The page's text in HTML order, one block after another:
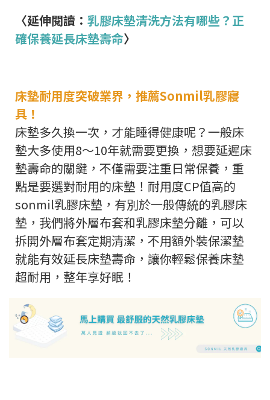
〈延伸閱讀： 乳膠床墊清洗方法有哪些？正
確保養延長床墊壽命〉
床墊耐用度突破業界，推薦Sonmil乳膠寢
具！
床墊多久換一次，才能睡得健康呢？一般床
墊大多使用8～10年就需要更換，想要延遲床
墊壽命的關鍵，不僅需要注重日常保養，重
點是要選對耐用的床墊！耐用度CP值高的
sonmil乳膠床墊，有別於一般傳統的乳膠床
墊，我們將外層布套和乳膠床墊分離，可以
拆開外層布套定期清潔，不用額外裝保潔墊
就能有效延長床墊壽命，讓你輕鬆保養床墊
超耐用，整年享好眠！